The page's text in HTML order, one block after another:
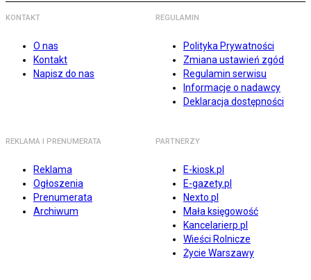
KONTAKT
O nas
Kontakt
Napisz do nas
REGULAMIN
Polityka Prywatności
Zmiana ustawień zgód
Regulamin serwisu
Informacje o nadawcy
Deklaracja dostępności
REKLAMA I PRENUMERATA
Reklama
Ogłoszenia
Prenumerata
Archiwum
PARTNERZY
E-kiosk.pl
E-gazety.pl
Nexto.pl
Mała księgowość
Kancelarierp.pl
Wieści Rolnicze
Życie Warszawy